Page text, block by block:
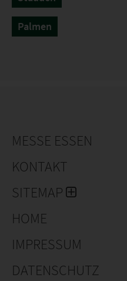
Palmen
MESSE ESSEN
KONTAKT
SITEMAP
HOME
IMPRESSUM
DATENSCHUTZ